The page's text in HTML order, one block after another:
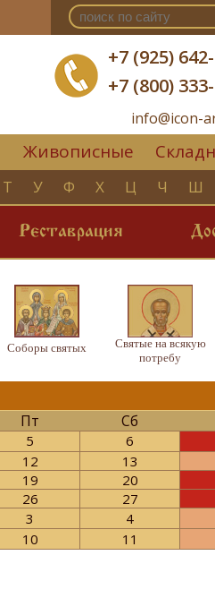
+7 (925)
+7 (800)
info@icon-
Живописные
Т У Ф Х Ц Ч Ш
Реставрация
Соборы святых
Святые на всякую
потребу
Пт Сб
5 6
12 13
19 20
26 27
3 4
10 11